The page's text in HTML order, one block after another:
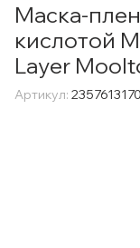
Маска-
кислотой
Layer
Артикул: 2357613170